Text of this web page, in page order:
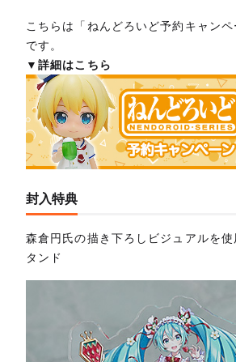
こちらは「ねんどろいど予約キャン
です。
▼詳細はこちら
封入特典
森倉円氏の描き下ろしビジュアルを
タンド